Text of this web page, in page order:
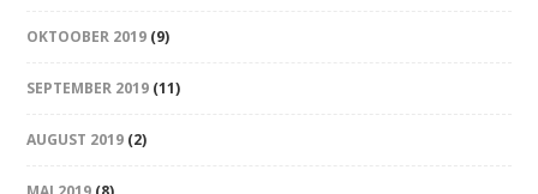
OKTOOBER 2019 (9)
SEPTEMBER 2019 (11)
AUGUST 2019 (2)